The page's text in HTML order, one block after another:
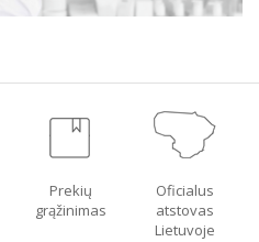
Prekių
grąžinimas
Oficialus
atstovas
Lietuvoje